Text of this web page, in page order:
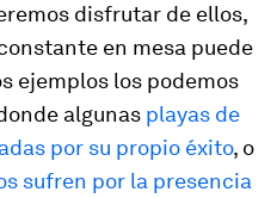
disfrutar de ellos,
en mesa puede
ejemplos los podemos
algunas playas de
por su propio éxito, o
sufren por la presencia